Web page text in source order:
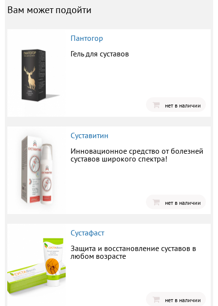
Вам может подойти
Пантогор
Гель для суставов
нет в наличии
Суставитин
Инновационное средство от болезней
суставов широкого спектра!
нет в наличии
Сустафаст
Защита и восстановление суставов в
любом возрасте
нет в наличии